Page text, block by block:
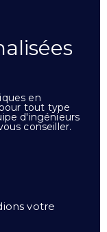
en
tout type
d'ingénieurs
conseiller.
votre